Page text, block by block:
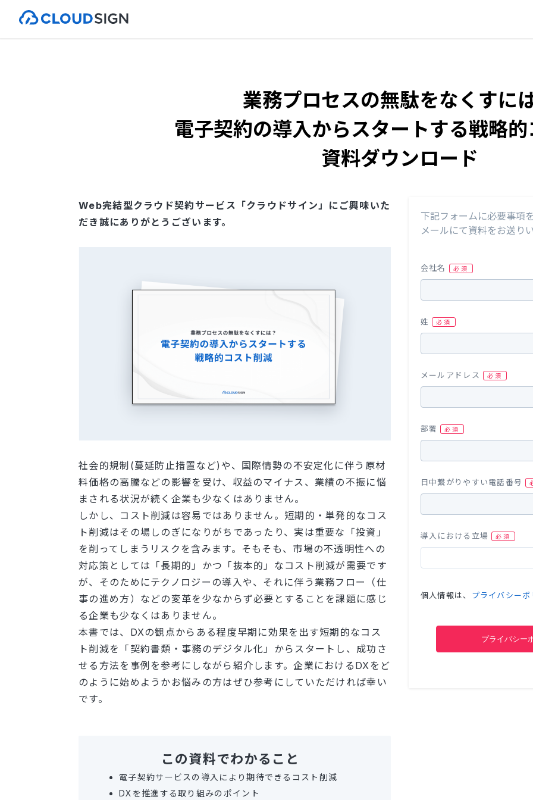
業務プロセスの無駄をなくすに
電子契約の導入からスタートする戦略
資料ダウンロード
Web完結型クラウド契約サービス「クラウドサイン」にご興味いた
だき誠にありがとうございます。
社会的規制(蔓延防止措置など)や、国際情勢の不安定化に伴う原材
料価格の高騰などの影響を受け、収益のマイナス、業績の不振に悩
まされる状況が続く企業も少なくはありません。
しかし、コスト削減は容易ではありません。短期的・単発的なコス
ト削減はその場しのぎになりがちであったり、実は重要な「投資」
を削ってしまうリスクを含みます。そもそも、市場の不透明性への
対応策としては「長期的」かつ「抜本的」なコスト削減が需要です
が、そのためにテクノロジーの導入や、それに伴う業務フロー（仕
事の進め方）などの変革を少なからず必要とすることを課題に感じ
る企業も少なくはありません。
本書では、DXの観点からある程度早期に効果を出す短期的なコス
ト削減を「契約書類・事務のデジタル化」からスタートし、成功さ
せる方法を事例を参考にしながら紹介します。企業におけるDXをど
のように始めようかお悩みの方はぜひ参考にしていただければ幸い
です。
この資料でわかること
電子契約サービスの導入により期待できるコスト削減
DXを推進する取り組みのポイント
下記フォームに必要事項
メールにて資料をお送り
会社名
姓
メールアドレス
部署
日中繋がりやすい電話番号
導入における立場
個人情報は、 プライバシー